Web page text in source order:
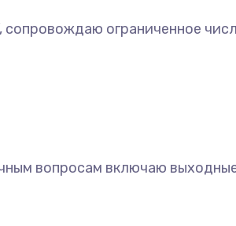
сопровождаю ограниченное
вопросам включаю